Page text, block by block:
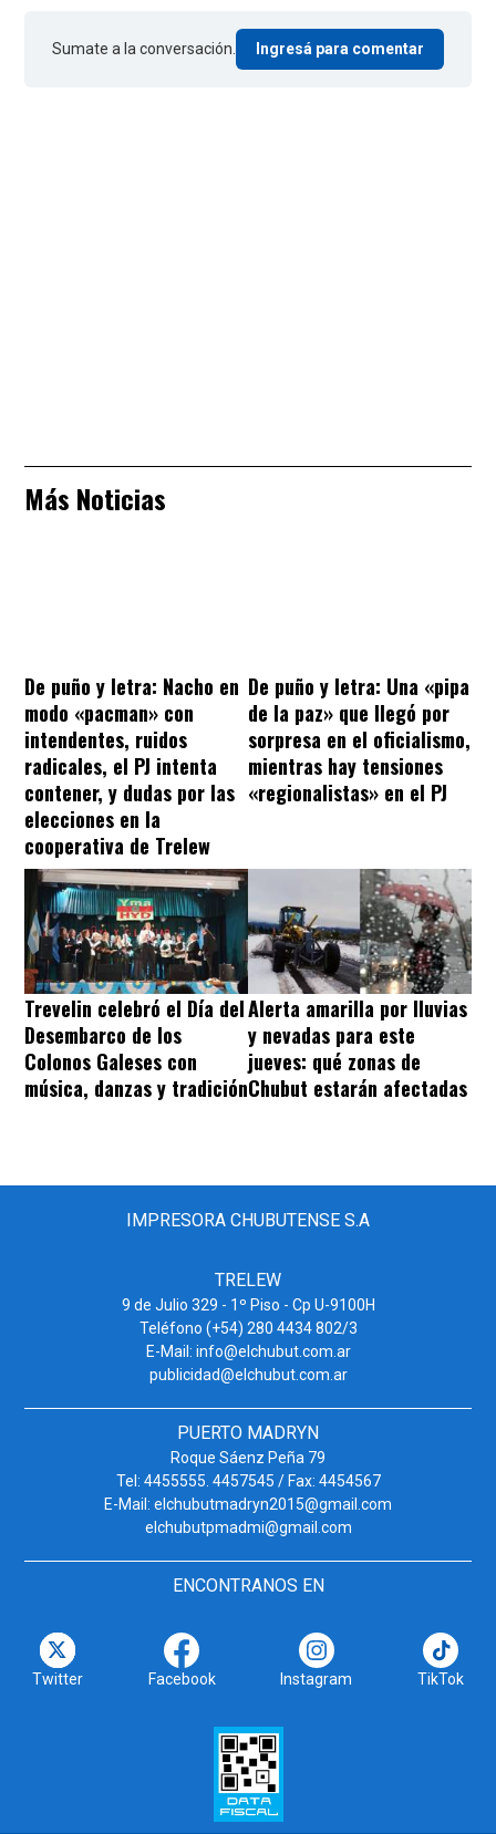
Sumate a la conversación. Ingresá para comentar
Más Noticias
De puño y letra: Nacho en
modo «pacman» con
intendentes, ruidos
radicales, el PJ intenta
contener, y dudas por las
elecciones en la
cooperativa de Trelew
De puño y letra: Una «pipa
de la paz» que llegó por
sorpresa en el oficialismo,
mientras hay tensiones
«regionalistas» en el PJ
Trevelin celebró el Día del
Desembarco de los
Colonos Galeses con
música, danzas y tradición
Alerta amarilla por lluvias
y nevadas para este
jueves: qué zonas de
Chubut estarán afectadas
IMPRESORA CHUBUTENSE S.A
TRELEW
9 de Julio 329 - 1º Piso - Cp U-9100H
Teléfono (+54) 280 4434 802/3
E-Mail: info@elchubut.com.ar
publicidad@elchubut.com.ar
PUERTO MADRYN
Roque Sáenz Peña 79
Tel: 4455555. 4457545 / Fax: 4454567
E-Mail: elchubutmadryn2015@gmail.com
elchubutpmadmi@gmail.com
ENCONTRANOS EN
Twitter Facebook Instagram TikTok